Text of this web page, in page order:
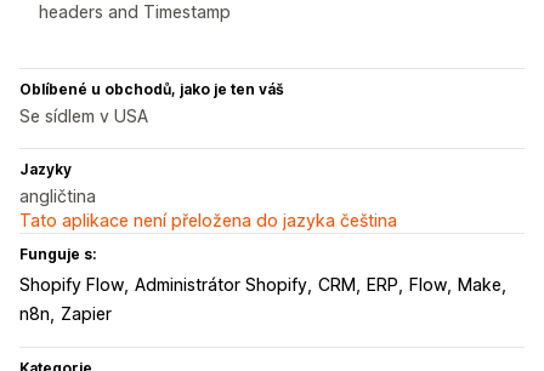
headers and Timestamp
Oblíbené u obchodů, jako je ten váš
Se sídlem v USA
Jazyky
angličtina
Tato aplikace není přeložena do jazyka čeština
Funguje s:
Shopify Flow Administrátor Shopify CRM ERP Flow
Make
n8n
Zapier